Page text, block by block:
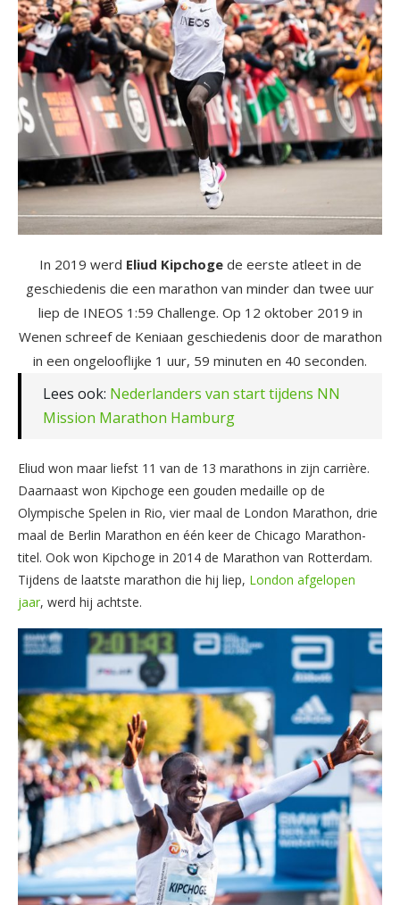
In 2019 werd Eliud Kipchogede eerste atleet in de
geschiedenis die een marathon van minder dan twee uur
liep de INEOS 1:59 Challenge. Op 12 oktober 2019 in
Wenen schreef de Keniaan geschiedenis door de marathon
in een ongelooflijke 1 uur, 59 minuten en 40 seconden.
Lees ook: Nederlanders van start tijdens NN
Mission Marathon Hamburg
Eliud won maar liefst 11 van de 13 marathons in zijn carrière.
Daarnaast won Kipchoge een gouden medaille op de
Olympische Spelen in Rio, vier maal de London Marathon, drie
maal de Berlin Marathon en één keer de Chicago Marathon-
titel. Ook won Kipchoge in 2014 de Marathon van Rotterdam.
Tijdens de laatste marathon die hij liep, London afgelopen
jaar, werd hij achtste.